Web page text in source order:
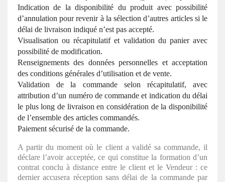
Indication de la disponibilité du produit avec possibilité
d’annulation pour revenir à la sélection d’autres articles si le
délai de livraison indiqué n’est pas accepté.
Visualisation ou récapitulatif et validation du panier avec
possibilité de modification.
Renseignements des données personnelles et acceptation
des conditions générales d’utilisation et de vente.
Validation de la commande selon récapitulatif, avec
attribution d’un numéro de commande et indication du délai
le plus long de livraison en considération de la disponibilité
de l’ensemble des articles commandés.
Paiement sécurisé de la commande.
A partir du moment où le client a validé sa commande, il
déclare l’avoir acceptée, ce qui constitue la formation d’un
contrat conclu à distance entre le client et le Vendeur : ce
dernier accusera réception sans délai de la commande par